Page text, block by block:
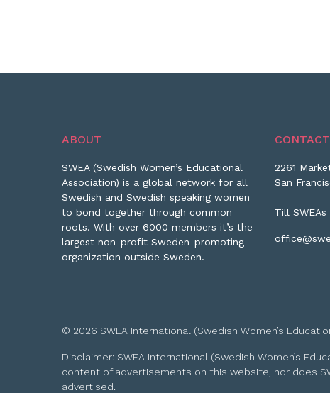
ABOUT
SWEA (Swedish Women’s Educational
Association) is a global network for all
Swedish and Swedish speaking women
to bond together through common
roots. With over 6000 members it’s the
largest non-profit Sweden-promoting
organization outside Sweden.
CONTACT
2261
San
Till
© 2026 SWEA International (Swedish Women’s
Disclaimer: SWEA International (Swedish Women’s
content of advertisements on this website, nor does
advertised.